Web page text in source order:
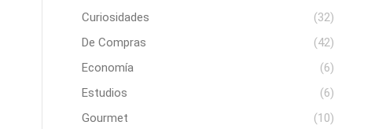
Curiosidades
(32)
De Compras
(42)
Economía
(6)
Estudios
(6)
Gourmet
(10)